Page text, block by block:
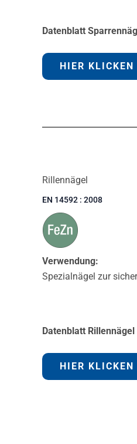
Datenblatt
HIER KLICKEN
Rillennägel
EN 14592 : 2008
Verwendung:
Spezialnägel zur
Datenblatt Rillennägel
HIER KLICKEN